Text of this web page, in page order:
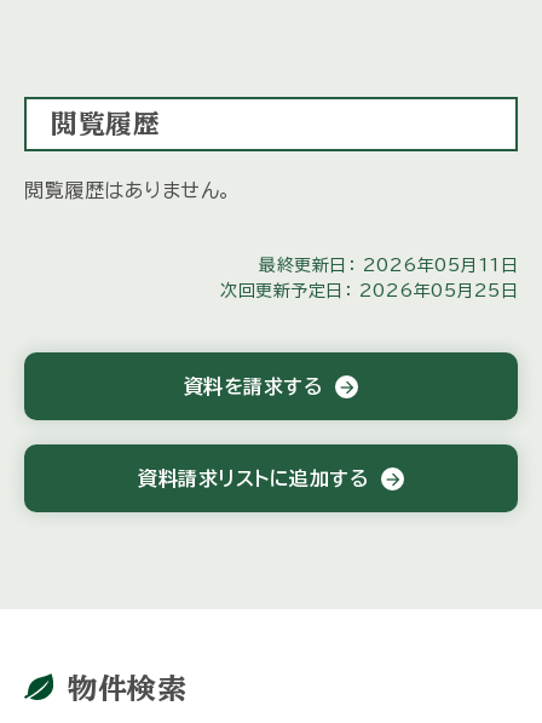
閲覧履歴
閲覧履歴はありません。
最終更新日： 2026年05月11日
次回更新予定日： 2026年05月25日
資料を請求する arrow_forward
資料請求リストに追加する arrow_forward
物件検索